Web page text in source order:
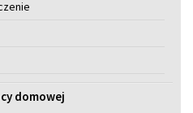
domowej